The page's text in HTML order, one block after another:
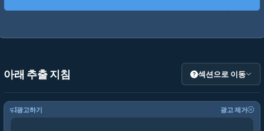
기타 도구
아래 추출 지침 섹션으로 이동
광고하기 광고 제거